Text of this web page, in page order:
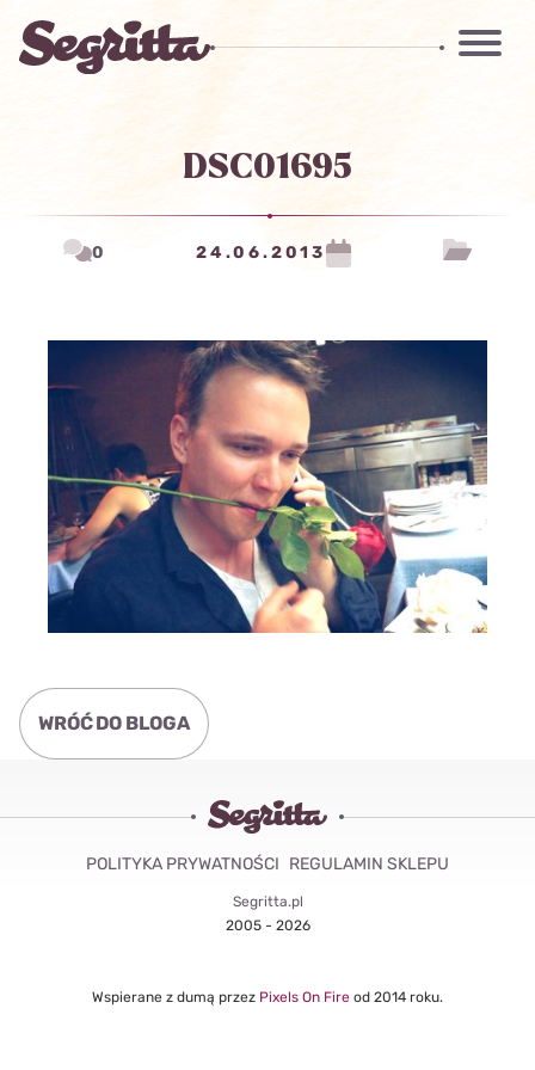
DSC01695
0 24.06.2013
WRÓĆ DO BLOGA
Segritta.pl
2005 - 2026
POLITYKA PRYWATNOŚCI REGULAMIN SKLEPU
Wspierane z dumą przez Pixels On Fire od 2014 roku.